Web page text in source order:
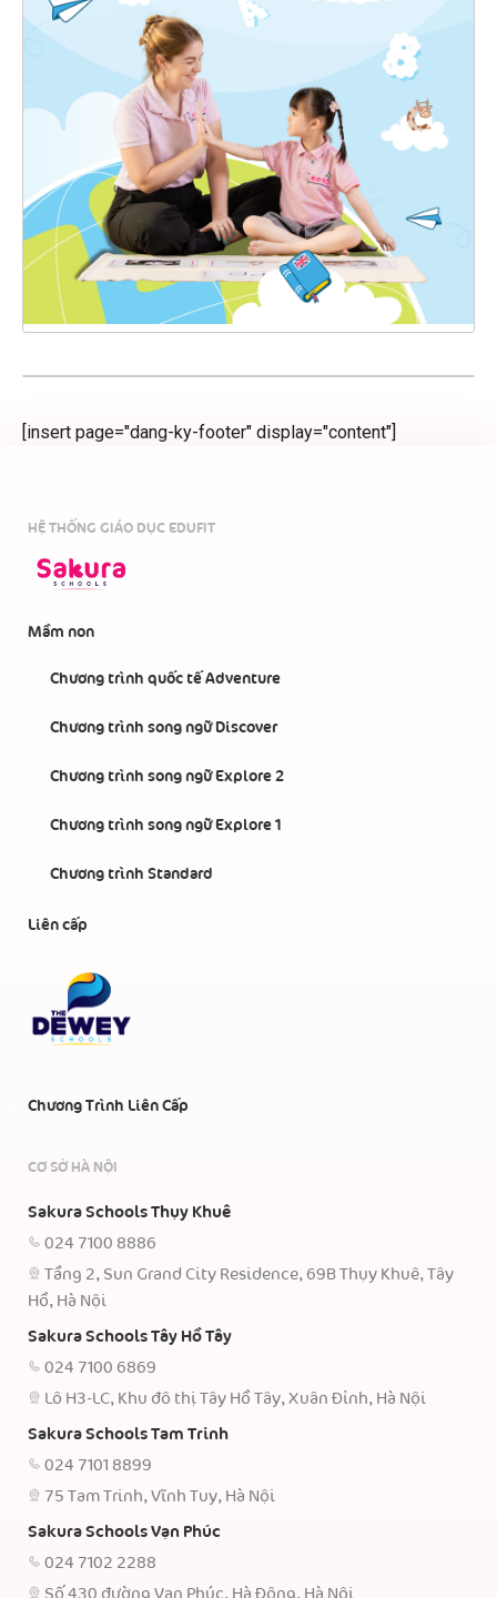
[insert page="dang-ky-footer" display="content"]
HỆ THỐNG GIÁO DỤC EDUFIT
Mầm non
Chương trình quốc tế Adventure
Chương trình song ngữ Discover
Chương trình song ngữ Explore 2
Chương trình song ngữ Explore 1
Chương trình Standard
Liên cấp
Chương Trình Liên Cấp
CƠ SỞ HÀ NỘI
Sakura Schools Thụy Khuê
024 7100 8886
Tầng 2, Sun Grand City Residence, 69B Thụy Khuê, Tây
Hồ, Hà Nội
Sakura Schools Tây Hồ Tây
024 7100 6869
Lô H3-LC, Khu đô thị Tây Hồ Tây, Xuân Đỉnh, Hà Nội
Sakura Schools Tam Trinh
024 7101 8899
75 Tam Trinh, Vĩnh Tuy, Hà Nội
Sakura Schools Vạn Phúc
024 7102 2288
Số 430 đường Vạn Phúc, Hà Đông, Hà Nội